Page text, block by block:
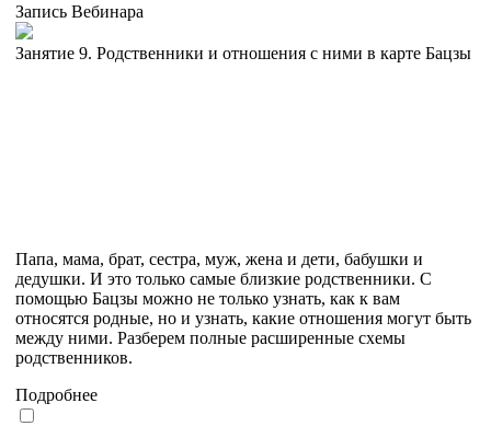
Запись Вебинара
Занятие 9. Родственники и отношения с ними в карте Бацзы
Папа, мама, брат, сестра, муж, жена и дети, бабушки и
дедушки. И это только самые близкие родственники. С
помощью Бацзы можно не только узнать, как к вам
относятся родные, но и узнать, какие отношения могут быть
между ними. Разберем полные расширенные схемы
родственников.
Подробнее